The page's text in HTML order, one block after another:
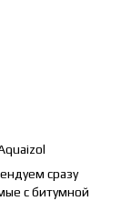
сразу
с битумной